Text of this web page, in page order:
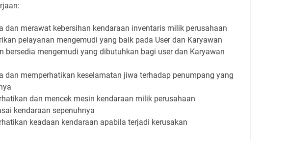
dan merawat kebersihan kendaraan inventaris milik perusahaan
pelayanan mengemudi yang baik pada User dan Karyawan
bersedia mengemudi yang dibutuhkan bagi user dan Karyawan
dan memperhatikan keselamatan jiwa terhadap penumpang yang
dan mencek mesin kendaraan milik perusahaan
kendaraan sepenuhnya
keadaan kendaraan apabila terjadi kerusakan